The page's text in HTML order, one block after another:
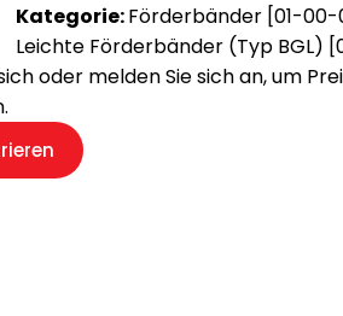
Kategorie:Förderbänder [01-00-
Leichte Förderbänder (Typ BGL)
oder melden Sie sich an, um